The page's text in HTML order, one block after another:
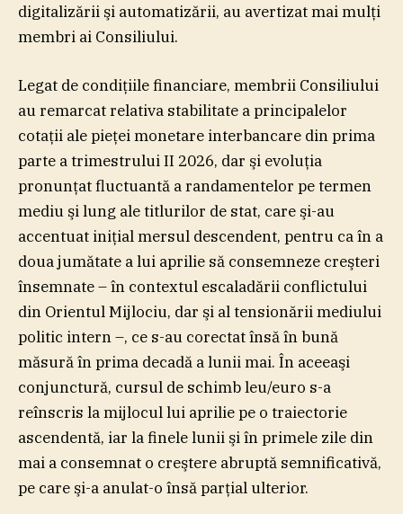
digitalizării şi automatizării, au avertizat mai mulţi
membri ai Consiliului.
Legat de condiţiile financiare, membrii Consiliului
au remarcat relativa stabilitate a principalelor
cotaţii ale pieţei monetare interbancare din prima
parte a trimestrului II 2026, dar şi evoluţia
pronunţat fluctuantă a randamentelor pe termen
mediu şi lung ale titlurilor de stat, care şi-au
accentuat iniţial mersul descendent, pentru ca în a
doua jumătate a lui aprilie să consemneze creşteri
însemnate – în contextul escaladării conflictului
din Orientul Mijlociu, dar şi al tensionării mediului
politic intern –, ce s-au corectat însă în bună
măsură în prima decadă a lunii mai. În aceeaşi
conjunctură, cursul de schimb leu/euro s-a
reînscris la mijlocul lui aprilie pe o traiectorie
ascendentă, iar la finele lunii şi în primele zile din
mai a consemnat o creştere abruptă semnificativă,
pe care şi-a anulat-o însă parţial ulterior.